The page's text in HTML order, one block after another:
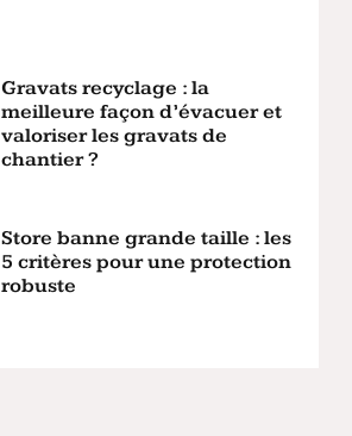
Gravats recyclage : la
meilleure façon d’évacuer et
valoriser les gravats de
chantier ?
Store banne grande taille : les
5 critères pour une protection
robuste